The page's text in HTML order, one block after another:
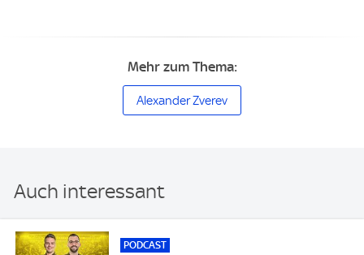
Mehr zum Thema:
Alexander Zverev
Auch interessant
PODCAST